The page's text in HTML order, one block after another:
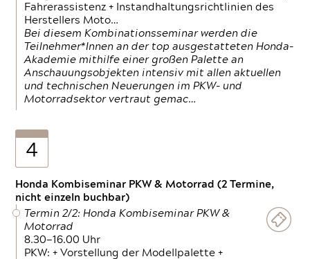
Fahrerassistenz + Instandhaltungsrichtlinien des
Herstellers Moto…
Bei diesem Kombinationsseminar werden die
Teilnehmer*Innen an der top ausgestatteten Honda-
Akademie mithilfe einer großen Palette an
Anschauungsobjekten intensiv mit allen aktuellen
und technischen Neuerungen im PKW- und
Motorradsektor vertraut gemac…
4
Honda Kombiseminar PKW & Motorrad (2 Termine,
nicht einzeln buchbar)
Termin 2/2: Honda Kombiseminar PKW &
Motorrad
8.30—16.00 Uhr
PKW: + Vorstellung der Modellpalette +